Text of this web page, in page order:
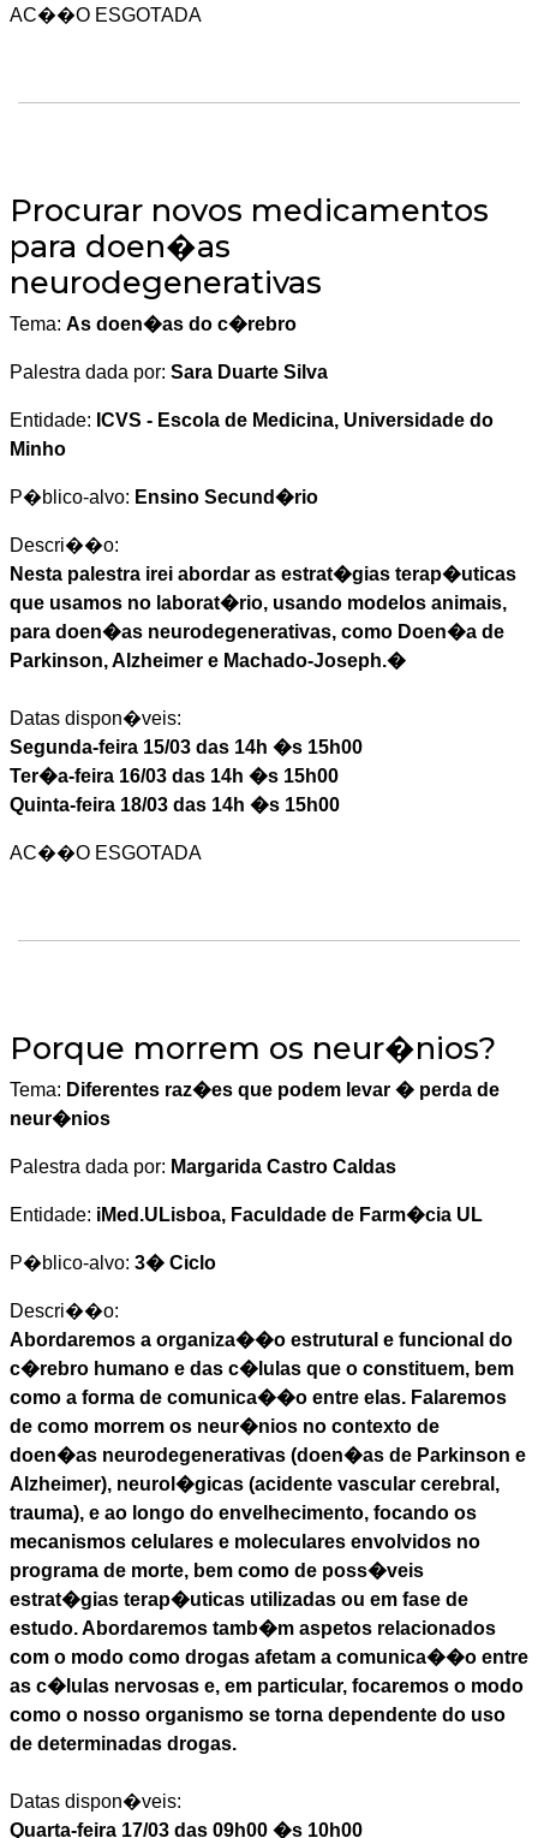
AC��O ESGOTADA
Procurar novos medicamentos
para doen�as
neurodegenerativas
Tema: As doen�as do c�rebro
Palestra dada por: Sara Duarte Silva
Entidade: ICVS - Escola de Medicina, Universidade do
Minho
P�blico-alvo: Ensino Secund�rio
Descri��o:
Nesta palestra irei abordar as estrat�gias terap�uticas
que usamos no laborat�rio, usando modelos animais,
para doen�as neurodegenerativas, como Doen�a de
Parkinson, Alzheimer e Machado-Joseph.�
Datas dispon�veis:
Segunda-feira 15/03 das 14h �s 15h00
Ter�a-feira 16/03 das 14h �s 15h00
Quinta-feira 18/03 das 14h �s 15h00
AC��O ESGOTADA
Porque morrem os neur�nios?
Tema: Diferentes raz�es que podem levar � perda de
neur�nios
Palestra dada por: Margarida Castro Caldas
Entidade: iMed.ULisboa, Faculdade de Farm�cia UL
P�blico-alvo: 3� Ciclo
Descri��o:
Abordaremos a organiza��o estrutural e funcional do
c�rebro humano e das c�lulas que o constituem, bem
como a forma de comunica��o entre elas. Falaremos
de como morrem os neur�nios no contexto de
doen�as neurodegenerativas (doen�as de Parkinson e
Alzheimer), neurol�gicas (acidente vascular cerebral,
trauma), e ao longo do envelhecimento, focando os
mecanismos celulares e moleculares envolvidos no
programa de morte, bem como de poss�veis
estrat�gias terap�uticas utilizadas ou em fase de
estudo. Abordaremos tamb�m aspetos relacionados
com o modo como drogas afetam a comunica��o entre
as c�lulas nervosas e, em particular, focaremos o modo
como o nosso organismo se torna dependente do uso
de determinadas drogas.
Datas dispon�veis:
Quarta-feira 17/03 das 09h00 �s 10h00